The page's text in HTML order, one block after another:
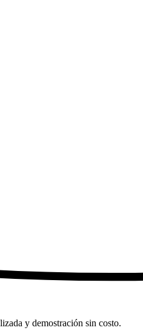
y demostración sin costo.